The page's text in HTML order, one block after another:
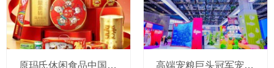
原玛氏休闲食品中国销售副总裁郭治平，下一站定了 高端宠粮巨头冠军宠物食品用40年全球天然营养标杆建立信任堡垒